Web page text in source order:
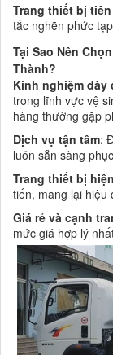
Trang thiết bị
tắc nghẽn phức
Tại Sao Nên
Thành?
Kinh nghiệm dày
trong lĩnh vực vệ
hàng thường gặp
Dịch vụ tận tâm:
luôn sẵn sàng
Trang thiết bị
tiến, mang lại hiệu
Giá rẻ và cạnh
mức giá hợp lý